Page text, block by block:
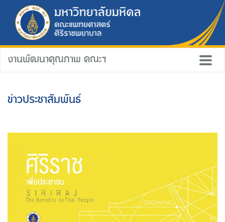
งานพัฒนาคุณภาพ คณะฯ
ข่าวประชาสัมพันธ์